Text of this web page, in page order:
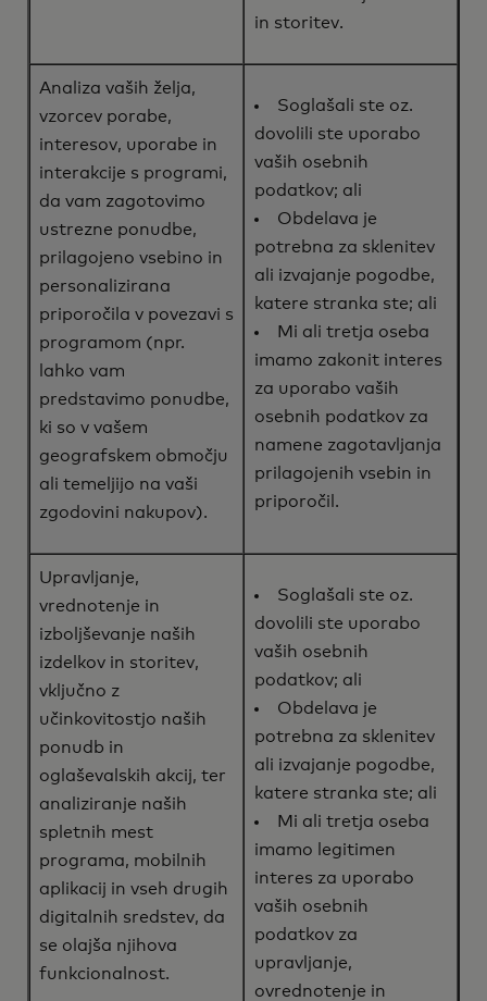
in storitev.
Analiza vaših želja,
vzorcev porabe,
interesov, uporabe in
interakcije s programi,
da vam zagotovimo
ustrezne ponudbe,
prilagojeno vsebino in
personalizirana
priporočila v povezavi s
programom (npr.
lahko vam
predstavimo ponudbe,
ki so v vašem
geografskem območju
ali temeljijo na vaši
zgodovini nakupov).
Soglašali ste oz.
dovolili ste uporabo
vaših osebnih
podatkov; ali
Obdelava je
potrebna za sklenitev
ali izvajanje pogodbe,
katere stranka ste; ali
Mi ali tretja oseba
imamo zakonit interes
za uporabo vaših
osebnih podatkov za
namene zagotavljanja
prilagojenih vsebin in
priporočil.
Upravljanje,
vrednotenje in
izboljševanje naših
izdelkov in storitev,
vključno z
učinkovitostjo naših
ponudb in
oglaševalskih akcij, ter
analiziranje naših
spletnih mest
programa, mobilnih
aplikacij in vseh drugih
digitalnih sredstev, da
se olajša njihova
funkcionalnost.
Soglašali ste oz.
dovolili ste uporabo
vaših osebnih
podatkov; ali
Obdelava je
potrebna za sklenitev
ali izvajanje pogodbe,
katere stranka ste; ali
Mi ali tretja oseba
imamo legitimen
interes za uporabo
vaših osebnih
podatkov za
upravljanje,
ovrednotenje in